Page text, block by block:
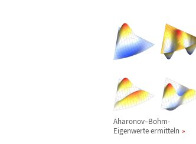
Aharonov–Bohm-
Eigenwerte ermitteln